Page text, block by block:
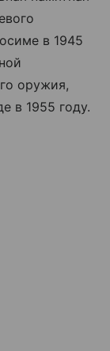
в 1945
оружия,
в 1955 году.